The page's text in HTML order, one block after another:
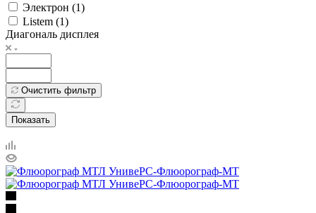
Электрон (1)
Listem (1)
Диагональ дисплея
Очистить фильтр
Показать